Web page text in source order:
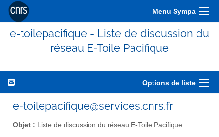
Menu Sympa
e-toilepacifique - Liste de discussion du
réseau E-Toile Pacifique
Options de liste
e-toilepacifique@services.cnrs.fr
Objet : Liste de discussion du réseau E-Toile Pacifique